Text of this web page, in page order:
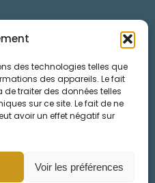
des technologies telles que
des appareils. Le fait
traiter des données telles
sur ce site. Le fait de ne
avoir un effet négatif sur
Voir les préférences